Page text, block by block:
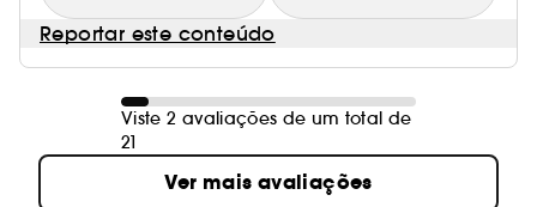
Reportar este conteúdo
Viste 2 avaliações de um total de
21
Ver mais avaliações